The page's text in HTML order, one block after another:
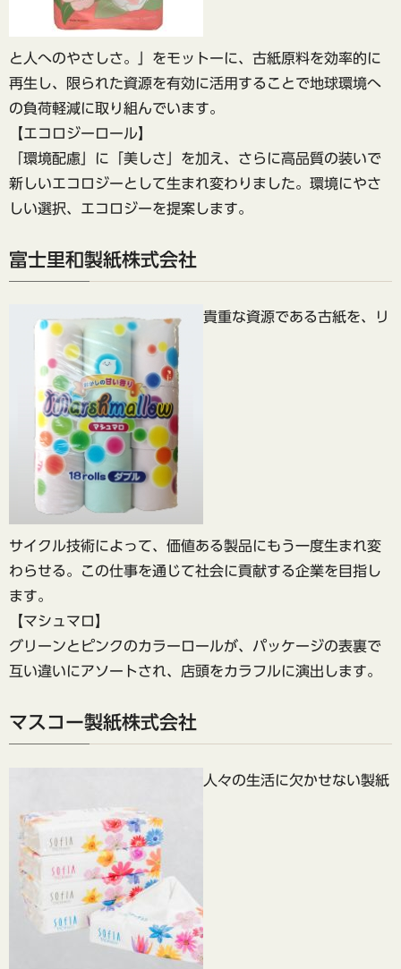
と人へのやさしさ。」をモットーに、古紙原料を効率的に
再生し、限られた資源を有効に活用することで地球環境へ
の負荷軽減に取り組んでいます。
【エコロジーロール】
「環境配慮」に「美しさ」を加え、さらに高品質の装いで
新しいエコロジーとして生まれ変わりました。環境にやさ
しい選択、エコロジーを提案します。
富士里和製紙株式会社
貴重な資源である古紙を、リ
サイクル技術によって、価値ある製品にもう一度生まれ変
わらせる。この仕事を通じて社会に貢献する企業を目指し
ます。
【マシュマロ】
グリーンとピンクのカラーロールが、パッケージの表裏で
互い違いにアソートされ、店頭をカラフルに演出します。
マスコー製紙株式会社
人々の生活に欠かせない製紙